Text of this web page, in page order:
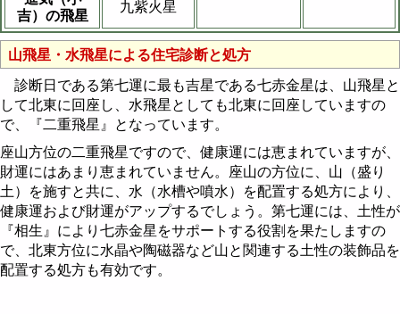
吉）の飛星
九紫火星
山飛星・水飛星による住宅診断と処方
診断日である第七運に最も吉星である七赤金星は、山飛星と
して北東に回座し、水飛星としても北東に回座していますの
で、『二重飛星』となっています。
座山方位の二重飛星ですので、健康運には恵まれていますが、
財運にはあまり恵まれていません。座山の方位に、山（盛り
土）を施すと共に、水（水槽や噴水）を配置する処方により、
健康運および財運がアップするでしょう。第七運には、土性が
『相生』により七赤金星をサポートする役割を果たしますの
で、北東方位に水晶や陶磁器など山と関連する土性の装飾品を
配置する処方も有効です。